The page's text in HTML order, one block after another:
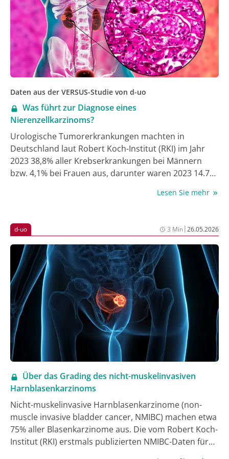
Daten aus der VERSUS-Studie von d-uo
Was führt zur Diagnose eines
Nierenzellkarzinoms?
Urologische Tumorerkrankungen machten in
Deutschland laut Robert Koch-Institut (RKI) im Jahr
2023 38,8% aller Krebserkrankungen bei Männern
bzw. 4,1% bei Frauen aus, darunter waren 2023 14.760
Viele Fragen der ambulanten Diagnostik, Therapie
sind in Deutschland leider unzureichend untersucht.
Ziel der VERSUS-Studie ist daher die standardisierte
Dokumentation und wissenschaftliche Auswertung
der Versorgungsqualität dieser Tumorerkrankungen.
Diese aktuelle Auswertung der Studie untersucht den
Anlass, der zur Diagnose eines Nierenzellkarzinoms
geführt hat.
Lesen Sie mehr
d-uo 3 Min|26.05.2026
Über das Grading des nicht-muskelinvasiven
Harnblasenkarzinoms
Nicht-muskelinvasive Harnblasenkarzinome (non-
muscle invasive bladder cancer, NMIBC) machen etwa
75% aller Blasenkarzinome aus. Die vom Robert Koch-
Institut (RKI) erstmals publizierten NMIBC-Daten für